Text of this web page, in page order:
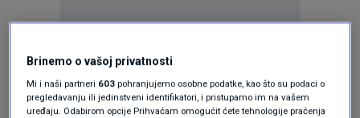
Oglas
Brinemo o vašoj privatnosti
Mi i naši partneri 603 pohranjujemo osobne podatke, kao što su podaci o
pregledavanju ili jedinstveni identifikatori, i pristupamo im na vašem
uređaju. Odabirom opcije Prihvaćam omogućit ćete tehnologije praćenja